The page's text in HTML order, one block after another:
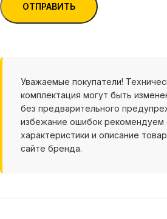
Уважаемые покупатели!
комплектация могут быть
без предварительного
избежание ошибок рекомендуем
характеристики и описание
сайте бренда.